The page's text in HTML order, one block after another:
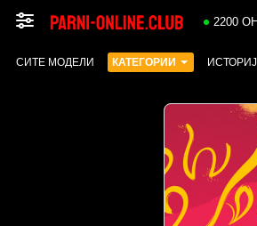
2200
СИТЕ МОДЕЛИ КАТЕГОРИИ